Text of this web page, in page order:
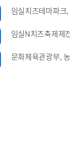
임실치즈테마파크
임실N치즈축제제
문화체육관광부,